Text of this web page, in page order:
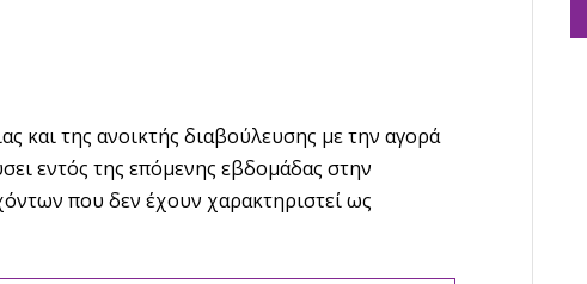
και της ανοικτής διαβούλευσης με την αγορά
εντός της επόμενης εβδομάδας στην
που δεν έχουν χαρακτηριστεί ως